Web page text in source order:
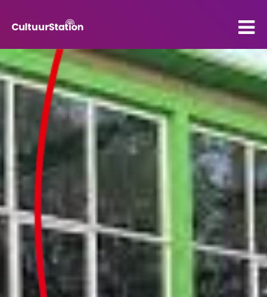
VO
Kenniscentrum
Contact
Mijn CultuurStation
Over Cultuurstation
Nieuws
Culturele aanbieders